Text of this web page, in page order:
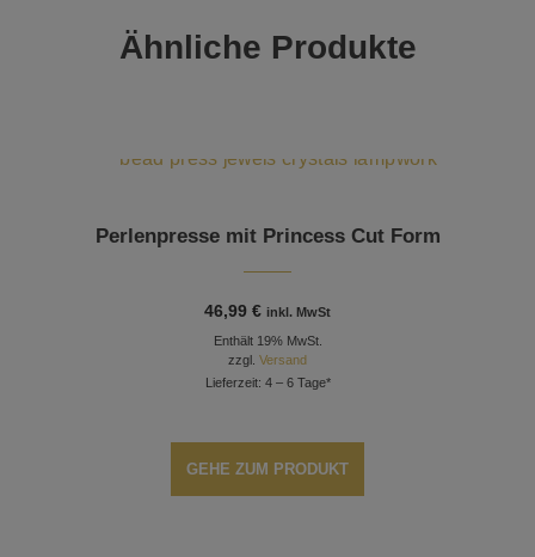
Ähnliche Produkte
Perlenpresse mit Princess Cut Form
46,99€ inkl. MwSt
Enthält 19% MwSt.
zzgl.Versand
Lieferzeit: 4 – 6 Tage*
GEHE ZUM PRODUKT